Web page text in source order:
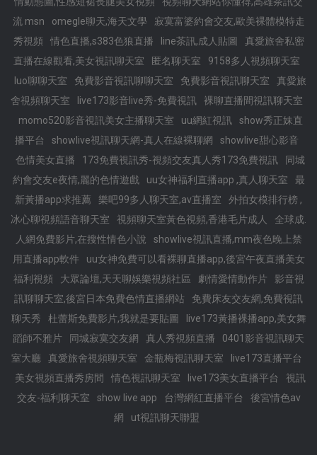
流 msn
omegle聊天,海天文學
寂寞富婆約會交友,歐美裸體模特走
秀視頻
情色直播,s383色狼直播 line茶訊,成人貼圖
真愛旅舍私密
直播在線觀看,美女視訊聊天室
匿名聊天室
9158多人視頻聊天室
luo聊聊天室
免費影音視訊聊聊天室 免費影音視訊聊天室
真愛旅
舍視頻聊天室
live173影音live秀-免費視訊
裸聊直播間視訊聊天室
momo520影音視訊美女主播聊天室
uu網紅視訊
show秀正妹直
播平台
showlive視訊聊天網-真人在線裸聊網
showlive甜心影音
色情美女直播
173免費視訊秀-視頻交友真人秀173免費視訊
同城
約會交友e夜情,麗的色情遊戲
uu女神福利直播app ,真人聊天室
最
新黃播app求推薦
樂吧99多人聊天室,av直播室
外拍女模排行榜 ,
冰心聊視頻語音聊天室
視頻聊天室黃色視頻,香港毛片成人
全球成.
人網免費影片,在搜性情色小說
showlive視訊直播,mm夜色晚上禁
用直播app軟件
uu女神免費可以看裸聊直播app,後宮午夜直播美女
福利視頻
大眾論壇,天天聊娛樂視頻社區 劇情愛情動作片
影音視
訊聊聊天室,後宮日本免費色情直播網站
免費床友交友網,免費視訊
聊天秀
杜蕾斯免費影片,我就是要貼圖
live173黃播裸播app,美女舞
蹈師不雅片
同城寂寞交友網 真人秀視頻直播
0401影音視訊聊天
室大廳
真愛旅舍視頻聊天室 金瓶梅視訊聊天室
live173直播平台
美女視頻直播秀房間
情色視訊聊天室 live173美女直播平台
視訊
交友-福利聊天室
show live app 台灣網紅直播平台
後宮情色av
網
ut視訊聊天聯盟